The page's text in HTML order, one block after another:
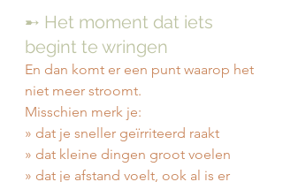
➸ Het moment dat iets
begint te wringen
En dan komt er een punt waarop het
niet meer stroomt.
Misschien merk je:
» dat je sneller geïrriteerd raakt
» dat kleine dingen groot voelen
» dat je afstand voelt, ook al is er